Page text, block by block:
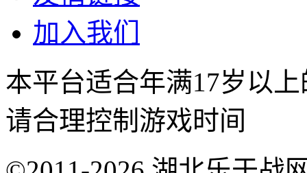
加入我们
本平台适合年满17岁以
请合理控制游戏时间